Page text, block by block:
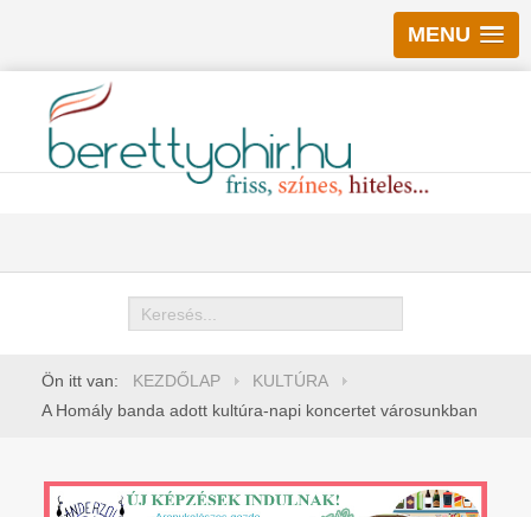
MENU
Keresés
Ön itt van: KEZDŐLAP
KULTÚRA
A Homály banda adott kultúra-napi koncertet városunkban